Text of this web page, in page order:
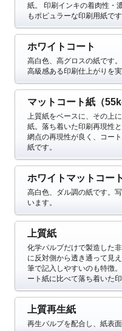
紙。 印刷インキの着肉性・
もポピュラーな印刷用紙です
ホワイトコート
高白色、高グロスの紙です
高級感ある印刷仕上がりを実
マットコート紙（
上質紙をベースに、その上
紙。落ち着いた印刷再現性
網点の再現性が良く、コー
紙です。
ホワイトマットコート
高白色、ダル調の紙です。
います。
上質紙
化学パルプだけで製造した
に反対側から透き通って見
筆で記入しやすいのも特徴
ート紙に比べて落ち着いた
上質再生紙
再生パルプを配合し、紙表